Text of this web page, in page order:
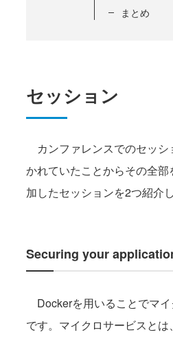
まとめ
セッション
カンファレンスでのセッシ
かれていたことからその全
加したセッションを2つ紹介し
Securing your
Dockerを用いることでマ
です。マイクロサービスと